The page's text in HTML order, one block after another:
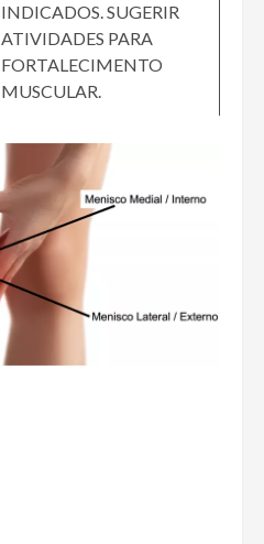
INDICADOS. SUGERIR
ATIVIDADES PARA
FORTALECIMENTO
MUSCULAR.